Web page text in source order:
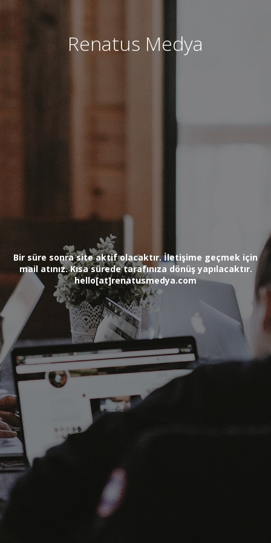
Renatus Medya
Bir süre sonra site aktif olacaktır. İletişime geçmek için
mail atınız. Kısa sürede tarafınıza dönüş yapılacaktır.
hello[at]renatusmedya.com